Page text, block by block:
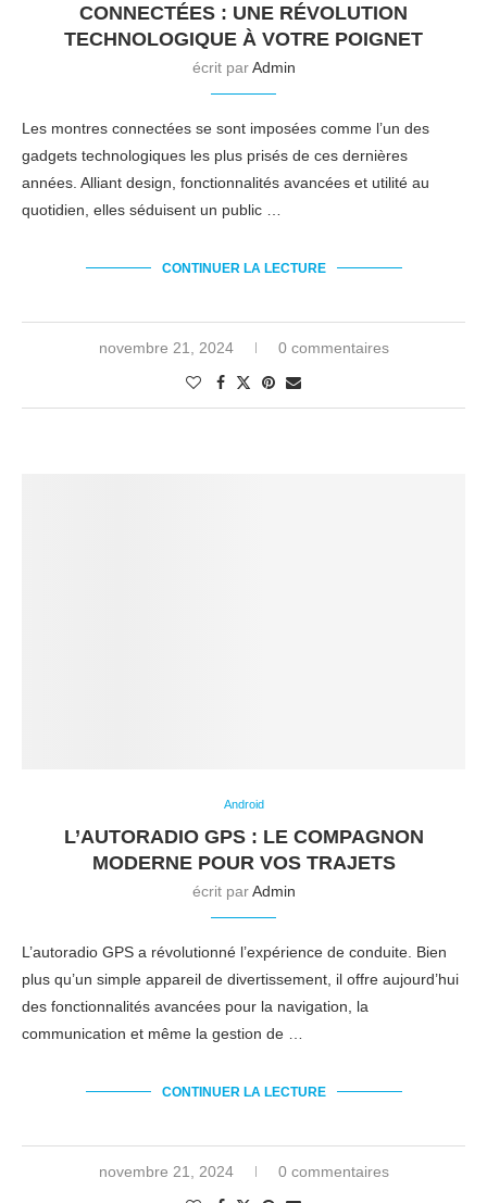
CONNECTÉES : UNE RÉVOLUTION
TECHNOLOGIQUE À VOTRE POIGNET
écrit parAdmin
Les montres connectées se sont imposées comme l’un des
gadgets technologiques les plus prisés de ces dernières
années. Alliant design, fonctionnalités avancées et utilité au
quotidien, elles séduisent un public …
CONTINUER LA LECTURE
novembre 21, 2024 0 commentaires
Android
L’AUTORADIO GPS : LE COMPAGNON
MODERNE POUR VOS TRAJETS
écrit parAdmin
L’autoradio GPS a révolutionné l’expérience de conduite. Bien
plus qu’un simple appareil de divertissement, il offre aujourd’hui
des fonctionnalités avancées pour la navigation, la
communication et même la gestion de …
CONTINUER LA LECTURE
novembre 21, 2024 0 commentaires